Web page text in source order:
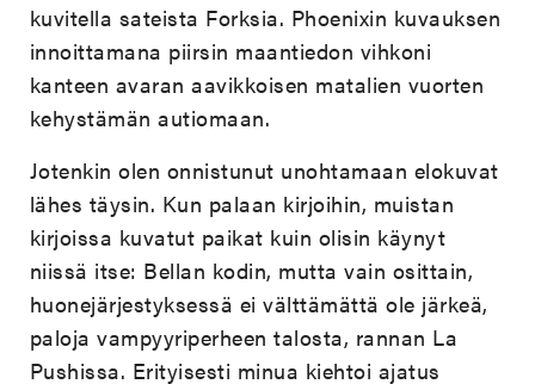
kuvitella sateista Forksia. Phoenixin kuvauksen
innoittamana piirsin maantiedon vihkoni
kanteen avaran aavikkoisen matalien vuorten
kehystämän autiomaan.
Jotenkin olen onnistunut unohtamaan elokuvat
lähes täysin. Kun palaan kirjoihin, muistan
kirjoissa kuvatut paikat kuin olisin käynyt
niissä itse: Bellan kodin, mutta vain osittain,
huonejärjestyksessä ei välttämättä ole järkeä,
paloja vampyyriperheen talosta, rannan La
Pushissa. Erityisesti minua kiehtoi ajatus